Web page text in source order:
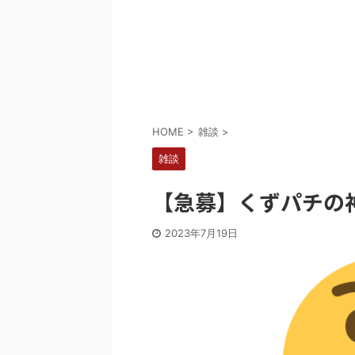
HOME > 雑談 >
雑談
【急募】くずパチの
2023年7月19日